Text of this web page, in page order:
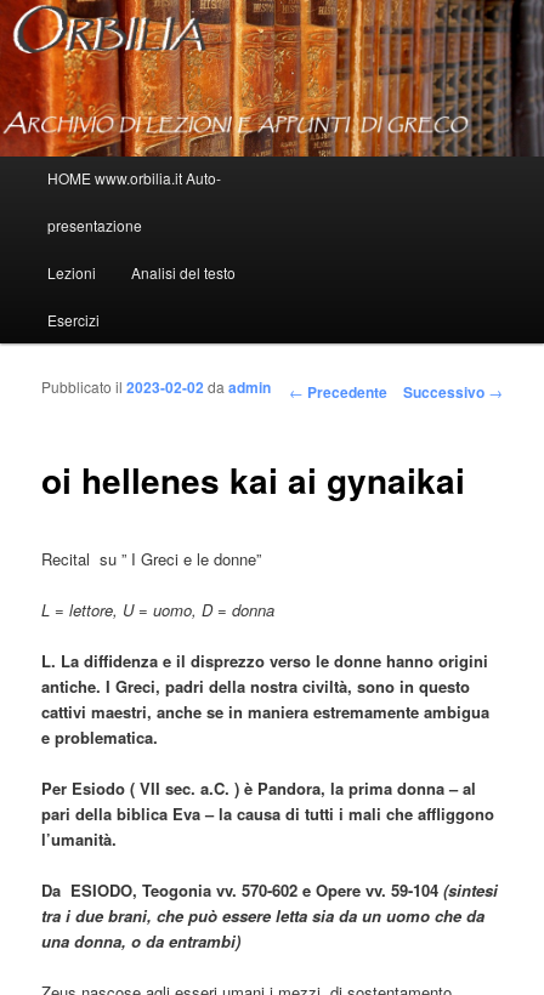
Vai al contenuto principale
Vai al contenuto secondario
HOME www.orbilia.it Auto-
presentazione
Lezioni Analisi del testo
Esercizi
Navigazione articolo
← Precedente Successivo →
oi hellenes kai ai gynaikai
Pubblicato il2023-02-02daadmin
Recital su ” I Greci e le donne”
L = lettore, U = uomo, D = donna
L. La diffidenza e il disprezzo verso le donne hanno origini
antiche. I Greci, padri della nostra civiltà, sono in questo
cattivi maestri, anche se in maniera estremamente ambigua
e problematica.
Per Esiodo ( VII sec. a.C. ) è Pandora, la prima donna – al
pari della biblica Eva – la causa di tutti i mali che affliggono
l’umanità.
Da ESIODO, Teogonia vv. 570-602 e Opere vv. 59-104(sintesi
tra i due brani, che può essere letta sia da un uomo che da
una donna, o da entrambi)